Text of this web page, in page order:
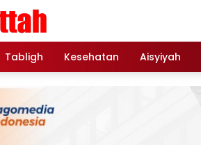
Tabligh Kesehatan Aisyiyah